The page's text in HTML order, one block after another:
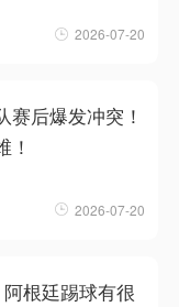
2026-07-20
赛后爆发冲突！
！
2026-07-20
根廷踢球有很